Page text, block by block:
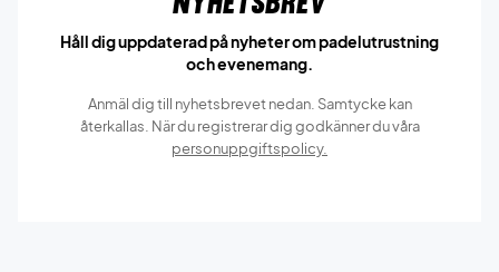
Håll dig uppdaterad på nyheter om padelutrustning
och evenemang.
Anmäl dig till nyhetsbrevet nedan. Samtycke kan
återkallas. När du registrerar dig godkänner du våra
personuppgiftspolicy.